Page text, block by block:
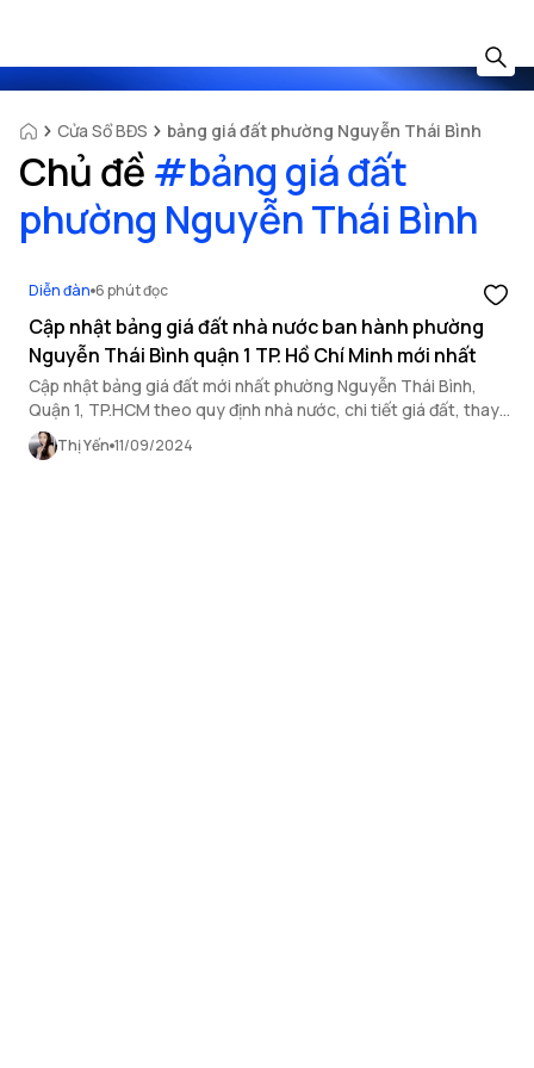
Cửa Sổ BĐS bảng giá đất phường Nguyễn Thái Bình
Chủ đề #bảng giá đất
phường Nguyễn Thái Bình
Diễn đàn 6 phút đọc
Cập nhật bảng giá đất nhà nước ban hành phường
Nguyễn Thái Bình quận 1 TP. Hồ Chí Minh mới nhất
Cập nhật bảng giá đất mới nhất phường Nguyễn Thái Bình,
Quận 1, TP.HCM theo quy định nhà nước, chi tiết giá đất, thay
đổi và quy định pháp lý quan trọng năm nay.
Thị Yến 11/09/2024